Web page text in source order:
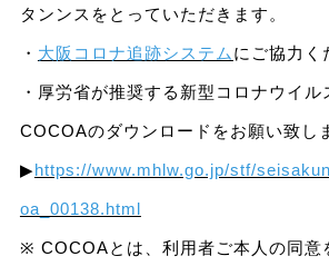
タンンスをとっていただきます。
・ 大阪コロナ追跡システム にご協力く
・厚労省が推奨する新型コロナウイル
COCOAのダウンロードをお願い致し
▶https://www.mhlw.go.jp/stf/
oa_00138.html
※ COCOAとは、利用者ご本人の同意